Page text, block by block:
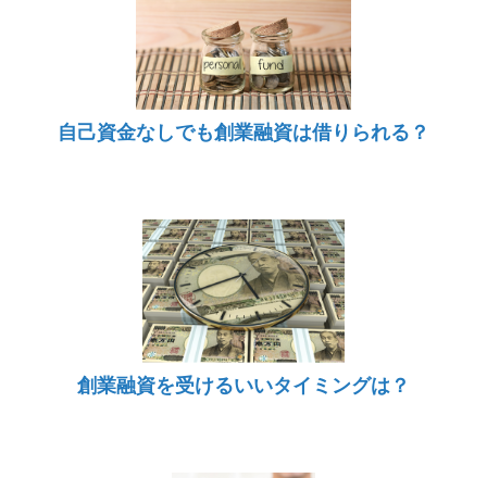
自己資金なしでも創業融資は借りられる？
創業融資を受けるいいタイミングは？